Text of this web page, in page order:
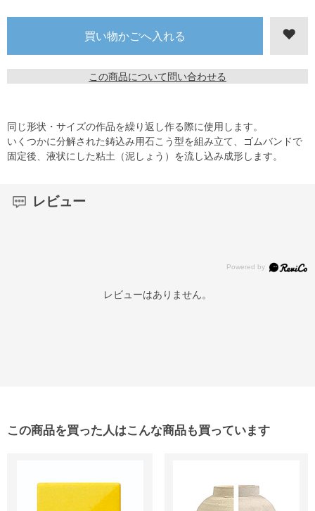
この商品について問い合わせる
同じ形状・サイズの作品を繰り返し作る際に使用します。
いくつかに分解された鋳込み用石こう型を組み立て、ゴムバンドで
固定後、液状にした粘土（泥しょう）を流し込み成形します。
レビュー
レビューはありません。
この商品を買った人はこんな商品も買っています